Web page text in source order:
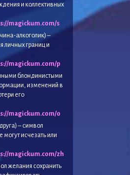
и коллективных
magickum.com/s
алкоголик) –
личных границ и
magickum.com/p
блондинистыми
изменений в
его
magickum.com/o
– символ
могут исчезать или
magickum.com/zh
желания сохранить